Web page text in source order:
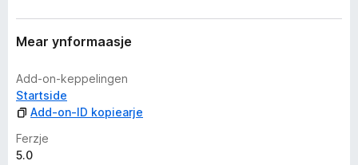
h
g
n
w
u
r
d
Mear ynformaasje
Add-on-keppelingen
Startside
Add-on-ID kopiearje
Ferzje
5.0